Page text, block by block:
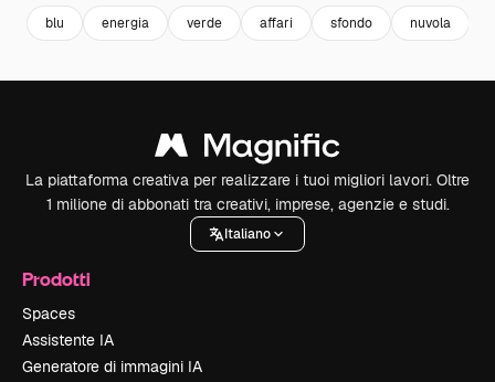
blu energia verde affari sfondo nuvola
La piattaforma creativa per realizzare i tuoi migliori lavori. Oltre
1 milione di abbonati tra creativi, imprese, agenzie e studi.
Italiano
Prodotti
Spaces
Assistente IA
Generatore di immagini IA